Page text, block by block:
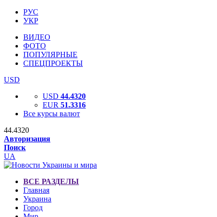
РУС
УКР
ВИДЕО
ФОТО
ПОПУЛЯРНЫЕ
СПЕЦПРОЕКТЫ
USD
USD 44.4320
EUR 51.3316
Все курсы валют
44.4320
Авторизация
Поиск
UA
ВСЕ РАЗДЕЛЫ
Главная
Украина
Город